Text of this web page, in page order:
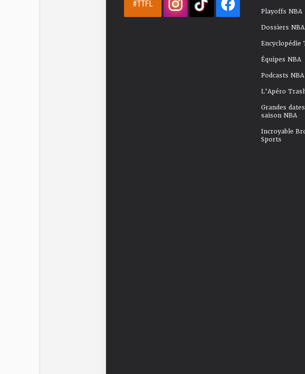
#TTFL
Playoffs NBA
Dossiers NBA
Encyclopédie
Équipes NBA
Podcasts NBA
L'Apéro
Grandes
saison NBA
Incroyable
Sports